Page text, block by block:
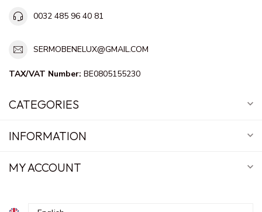
0032 485 96 40 81
SERMOBENELUX@GMAIL.COM
TAX/VAT Number: BE0805155230
CATEGORIES
INFORMATION
MY ACCOUNT